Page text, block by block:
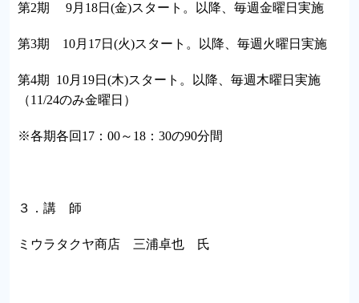
第2期 9月18日(金)スタート。以降、毎週金曜日実施
第3期 10月17日(火)スタート。以降、毎週火曜日実施
第4期 10月19日(木)スタート。以降、毎週木曜日実施
（11/24のみ金曜日）
※各期各回17：00～18：30の90分間
３．講 師
ミウラタクヤ商店 三浦卓也 氏